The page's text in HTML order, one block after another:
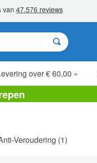
over € 60,00 »
Veroudering (1)